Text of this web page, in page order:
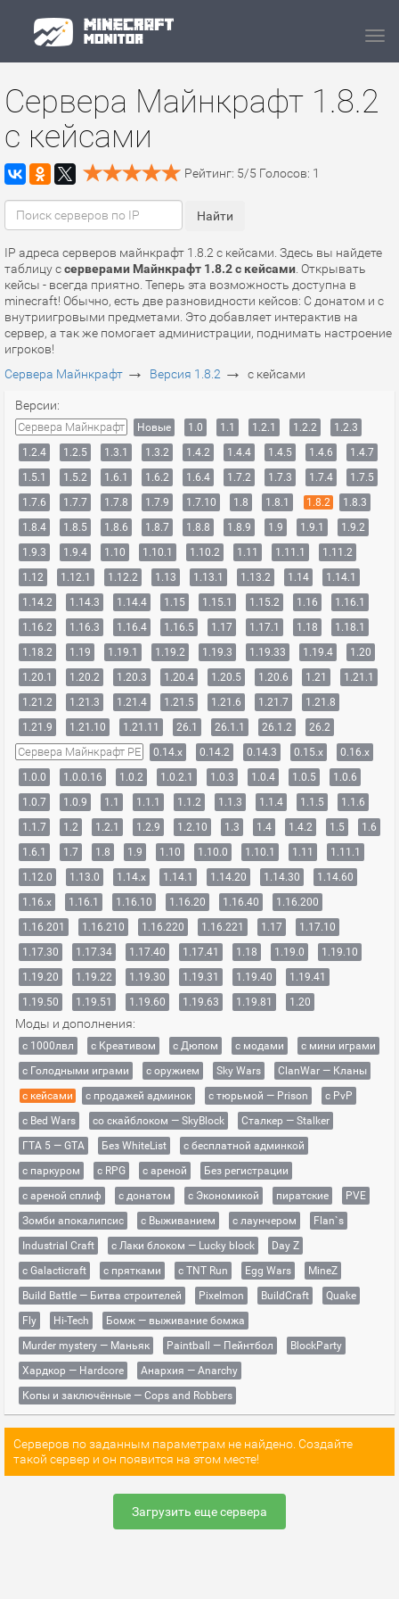
Сервера Майнкрафт 1.8.2
с кейсами
Рейтинг: 5/5 Голосов: 1
IP адреса серверов майнкрафт 1.8.2 с кейсами. Здесь вы найдете
таблицу ссерверами Майнкрафт 1.8.2 с кейсами . Открывать
кейсы - всегда приятно. Теперь эта возможность доступна в
minecraft! Обычно, есть две разновидности кейсов: С донатом и с
внутриигровыми предметами. Это добавляет интерактив на
сервер, а так же помогает администрации, поднимать настроение
игроков!
Сервера Майнкрафт → Версия 1.8.2 → с кейсами
Версии:
Сервера Майнкрафт Новые 1.0 1.1 1.2.1 1.2.2
1.2.3
1.2.4
1.2.5 1.3.1 1.3.2 1.4.2 1.4.4 1.4.5 1.4.6
1.4.7
1.5.1
1.5.2 1.6.1 1.6.2 1.6.4 1.7.2 1.7.3 1.7.4
1.7.5
1.7.6
1.7.7 1.7.8 1.7.9 1.7.10 1.8 1.8.1 1.8.2
1.8.3
1.8.4
1.8.5 1.8.6 1.8.7 1.8.8 1.8.9 1.9 1.9.1
1.9.2
1.9.3
1.9.4 1.10 1.10.1 1.10.2 1.11 1.11.1
1.11.2
1.12
1.12.1 1.12.2 1.13 1.13.1 1.13.2 1.14
1.14.1
1.14.2
1.14.3 1.14.4 1.15 1.15.1 1.15.2 1.16
1.16.1
1.16.2
1.16.3 1.16.4 1.16.5 1.17 1.17.1 1.18
1.18.1
1.18.2
1.19 1.19.1 1.19.2 1.19.3 1.19.33 1.19.4
1.20
1.20.1
1.20.2 1.20.3 1.20.4 1.20.5 1.20.6 1.21
1.21.1
1.21.2
1.21.3 1.21.4 1.21.5 1.21.6 1.21.7
1.21.8
1.21.9
1.21.10 1.21.11 26.1 26.1.1 26.1.2 26.2
Сервера Майнкрафт PE 0.14.x 0.14.2 0.14.3 0.15.x
0.16.x
1.0.0
1.0.0.16 1.0.2 1.0.2.1 1.0.3 1.0.4 1.0.5
1.0.6
1.0.7
1.0.9 1.1 1.1.1 1.1.2 1.1.3 1.1.4 1.1.5
1.1.6
1.1.7
1.2 1.2.1 1.2.9 1.2.10 1.3 1.4 1.4.2 1.5
1.6
1.6.1
1.7 1.8 1.9 1.10 1.10.0 1.10.1 1.11
1.11.1
1.12.0
1.13.0 1.14.x 1.14.1 1.14.20 1.14.30
1.14.60
1.16.x
1.16.1 1.16.10 1.16.20 1.16.40
1.16.200
1.16.201
1.16.210 1.16.220 1.16.221 1.17
1.17.10
1.17.30
1.17.34 1.17.40 1.17.41 1.18 1.19.0
1.19.10
1.19.20
1.19.22 1.19.30 1.19.31 1.19.40
1.19.41
1.19.50
1.19.51 1.19.60 1.19.63 1.19.81 1.20
Моды и дополнения:
с 1000лвл c Креативом с Дюпом с модами
с мини играми
с Голодными играми
с оружием Sky Wars
ClanWar — Кланы
с кейсами
с продажей админок с тюрьмой — Prison
с PvP
с Bed Wars
со скайблоком — SkyBlock
Сталкер — Stalker
ГТА 5 — GTA
Без WhiteList
с бесплатной админкой
с паркуром
с RPG с ареной
Без регистрации
с ареной сплиф
с донатом с Экономикой пиратские
PVE
Зомби апокалипсис
с Выживанием с лаунчером
Flan`s
Industrial Craft
с Лаки блоком — Lucky block
Day Z
с Galacticraft
с прятками с TNT Run Egg Wars
MineZ
Build Battle — Битва строителей
Pixelmon BuildCraft
Quake
Fly
Hi-Tech
Бомж — выживание бомжа
Murder mystery — Маньяк
Paintball — Пейнтбол
BlockParty
Хардкор — Hardcore
Анархия — Anarchy
Копы и заключённые — Cops and Robbers
Серверов по заданным параметрам не найдено. Создайте
такой сервер и он появится на этом месте!
Загрузить еще сервера